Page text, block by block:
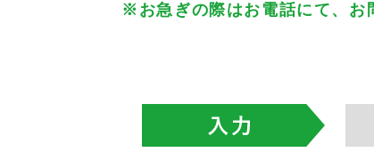
※お急ぎの際はお電話にて、お